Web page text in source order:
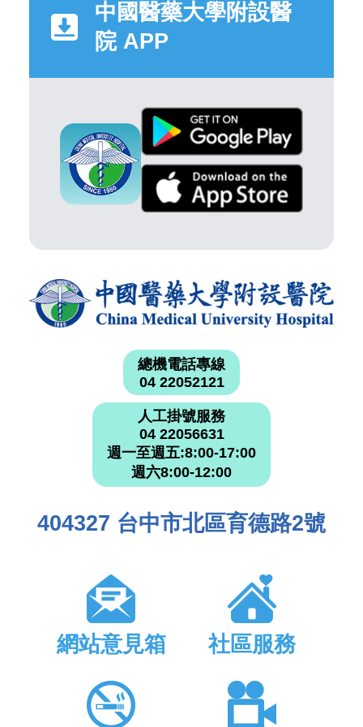
中國醫藥大學附設醫
院 APP
總機電話專線
04 22052121
人工掛號服務
04 22056631
週一至週五:8:00-17:00
週六8:00-12:00
404327 台中市北區育德路2號
網站意見箱 社區服務